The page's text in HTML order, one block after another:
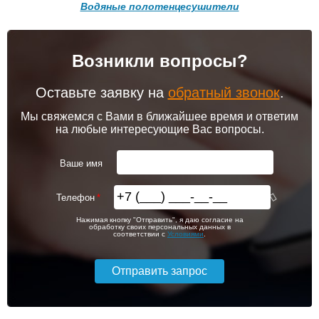
Подробнее о доставке
4 514
Подробнее Подробнее
Комплект подключения
Lemark LM03412RBL с
круглыми вентилями,
Комплект подключения
Lemark LM03412SBL с
квадратными вентилями,
Полотенцесушитель
крепёж
6 620
Полотенцесушитель
14 400
Водяные полотенцесушители
Возникли вопросы?
Оставьте заявку на обратный звонок.
Мы свяжемся с Вами в ближайшее время и ответим
на любые интересующие Вас вопросы.
Ваше имя
Телефон
Нажимая кнопку "Отправить", я даю согласие на
обработку своих персональных данных в
соответствии с Условиями